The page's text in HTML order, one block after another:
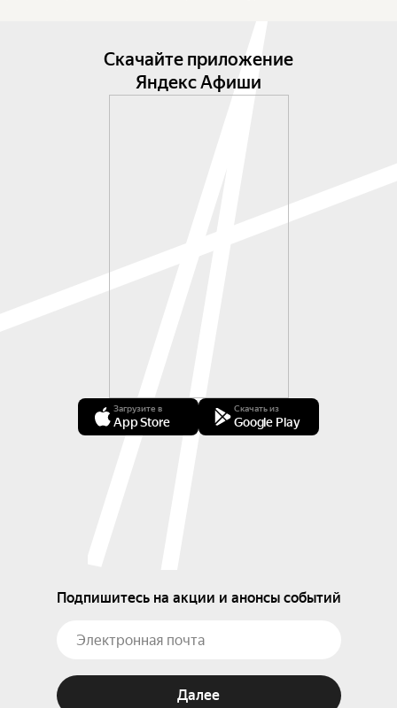
Скачайте приложение
Яндекс Афиши
Загрузите в
App Store
Скачать из
Google Play
Подпишитесь на акции и анонсы событий
Далее